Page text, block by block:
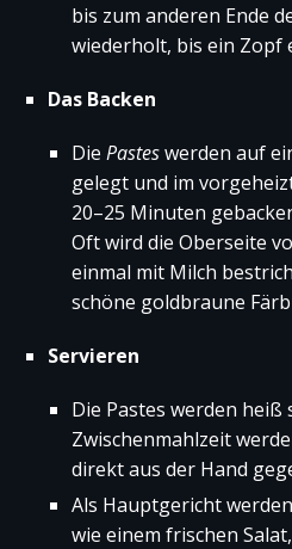
bis zum anderen Ende
wiederholt, bis ein Zopf
Das Backen
Die Pasteswerden auf
gelegt und im
20–25 Minuten
Oft wird die Oberseite
einmal mit Milch
schöne goldbraune
Servieren
Die Pastes werden heiß
Zwischenmahlzeit
direkt aus der Hand
Als Hauptgericht
wie einem frischen